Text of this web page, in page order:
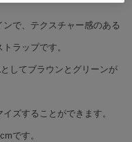
で、テクスチャー感のある
ラップです。
してブラウンとグリーンが
ズすることができます。
です。